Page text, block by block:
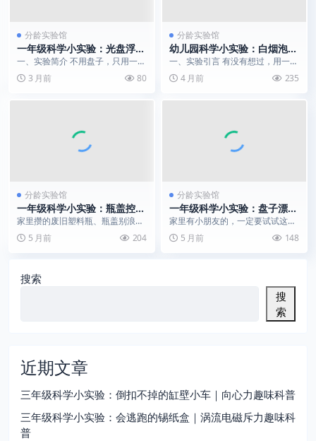
分龄实验馆
一年级科学小实验：光盘浮画
｜解锁白板笔的 “神笔马良”
魔法
一、实验简介 不用盘子，只用一张
光滑旧光盘，配上彩色白板笔，就
能玩超有趣的浮画小...
3 月前 80
分龄实验馆
幼儿园科学小实验：白烟泡泡
记 | 会冒 “烟” 的神奇气泡
一、实验引言 有没有想过，用一瓶
水、几块冰块和几根软管，就能做
出自带 “仙气” ...
4 月前 235
分龄实验馆
一年级科学小实验：瓶盖控
流|在家就能做的水力学启蒙
小实验
家里攒的废旧塑料瓶、瓶盖别浪费
啦！今天分享一款超简单的瓶盖控
流小实验，不用复杂器...
5 月前 204
分龄实验馆
一年级科学小实验：盘子漂浮
画|简单又有趣的水油分离小
魔术
家里有小朋友的，一定要试试这个
盘子漂浮画实验！无需复杂材料，
利用常见的水和食用油...
5 月前 148
搜索
搜
索
近期文章
三年级科学小实验：倒扣不掉的缸壁小车｜向心力趣味科普
三年级科学小实验：会逃跑的锡纸盒｜涡流电磁斥力趣味科
普